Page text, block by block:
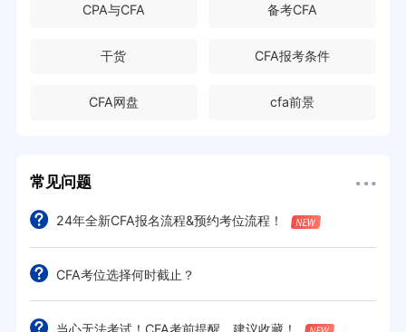
CPA与CFA 备考CFA
干货 CFA报考条件
CFA网盘 cfa前景
常见问题
24年全新CFA报名流程&预约考位流程！
CFA考位选择何时截止？
当心无法考试！CFA考前提醒，建议收藏！